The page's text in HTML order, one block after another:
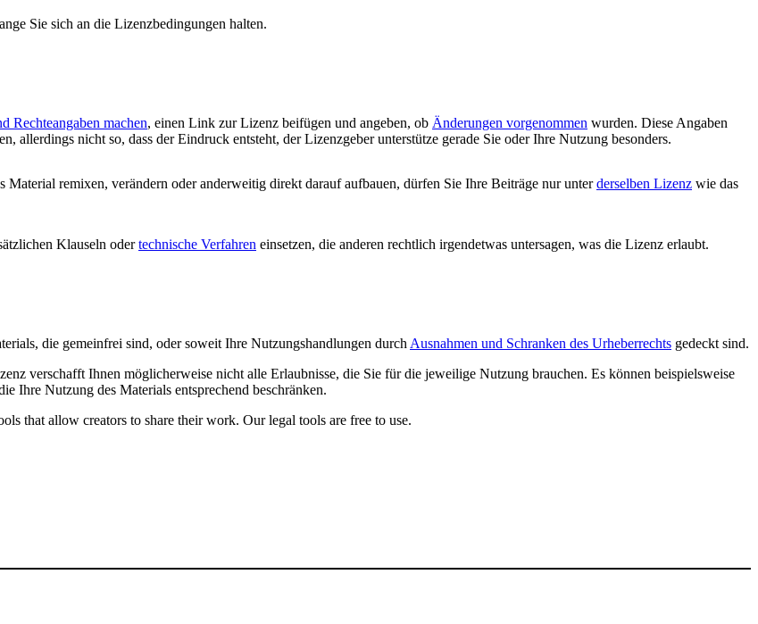
Sie sich an die Lizenzbedingungen halten.
Rechteangaben machen, einen Link zur Lizenz beifügen und angeben, ob Änderungen vorgenommen wurden. Diese Angaben
allerdings nicht so, dass der Eindruck entsteht, der Lizenzgeber unterstütze gerade Sie oder Ihre Nutzung besonders.
Material remixen, verändern oder anderweitig direkt darauf aufbauen, dürfen Sie Ihre Beiträge nur unterderselben Lizenz wie das
Klauseln odertechnische Verfahren einsetzen, die anderen rechtlich irgendetwas untersagen, was die Lizenz erlaubt.
die gemeinfrei sind, oder soweit Ihre Nutzungshandlungen durch Ausnahmen und Schranken des Urheberrechts gedeckt sind.
verschafft Ihnen möglicherweise nicht alle Erlaubnisse, die Sie für die jeweilige Nutzung brauchen. Es können beispielsweise
Ihre Nutzung des Materials entsprechend beschränken.
that allow creators to share their work. Our legal tools are free to use.